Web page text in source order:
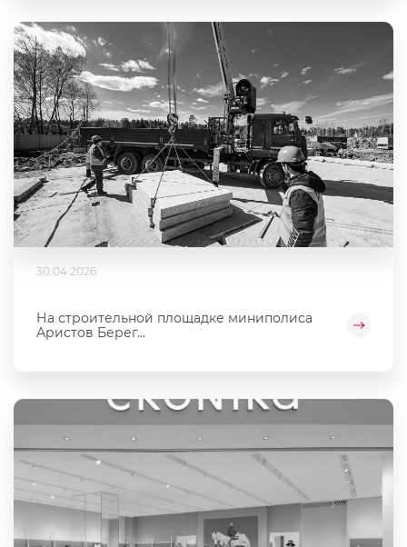
30.04.2026
На строительной площадке миниполиса
Аристов Берег...